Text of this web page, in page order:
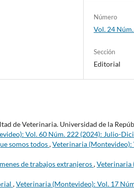
Número
Vol. 24
Sección
Editorial
de Veterinaria. Universidad de la
Vol. 60 Núm. 222 (2024): Julio-
somos todos,Veterinaria (Montevideo):
de trabajos extranjeros,Veterinaria
,Veterinaria (Montevideo): Vol. 17